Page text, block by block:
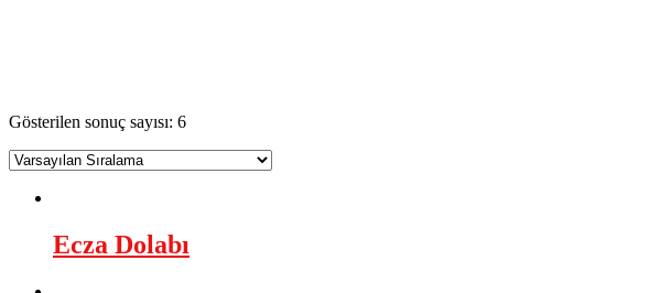
Gösterilen sonuç sayısı: 6
Ecza Dolabı